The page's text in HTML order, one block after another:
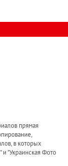
прямая
в которых
и "Украинская Фото